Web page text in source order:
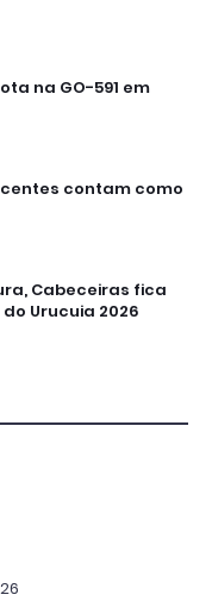
na GO-591 em
contam como
Cabeceiras fica
Urucuia 2026